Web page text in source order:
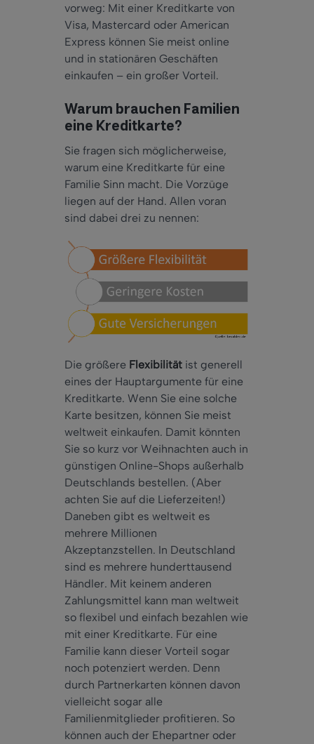
vorweg: Mit einer Kreditkarte von
Visa, Mastercard oder American
Express können Sie meist online
und in stationären Geschäften
einkaufen – ein großer Vorteil.
Warum brauchen Familien
eine Kreditkarte?
Sie fragen sich möglicherweise,
warum eine Kreditkarte für eine
Familie Sinn macht. Die Vorzüge
liegen auf der Hand. Allen voran
sind dabei drei zu nennen:
Die größere Flexibilität ist generell
eines der Hauptargumente für eine
Kreditkarte. Wenn Sie eine solche
Karte besitzen, können Sie meist
weltweit einkaufen. Damit könnten
Sie so kurz vor Weihnachten auch in
günstigen Online-Shops außerhalb
Deutschlands bestellen. (Aber
achten Sie auf die Lieferzeiten!)
Daneben gibt es weltweit es
mehrere Millionen
Akzeptanzstellen. In Deutschland
sind es mehrere hunderttausend
Händler. Mit keinem anderen
Zahlungsmittel kann man weltweit
so flexibel und einfach bezahlen wie
mit einer Kreditkarte. Für eine
Familie kann dieser Vorteil sogar
noch potenziert werden. Denn
durch Partnerkarten können davon
vielleicht sogar alle
Familienmitglieder profitieren. So
können auch der Ehepartner oder